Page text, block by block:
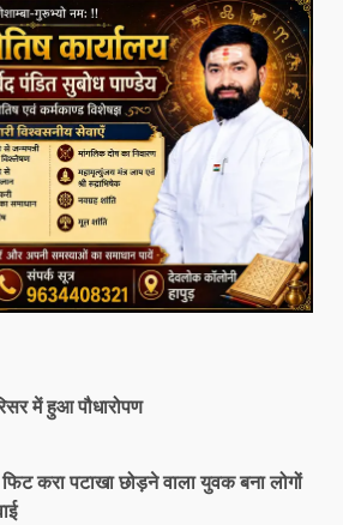
में हुआ पौधारोपण
करा पटाखा छोड़ने वाला युवक बना लोगों